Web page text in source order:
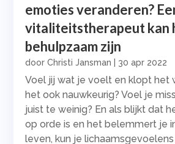
emoties veranderen?
vitaliteitstherapeut kan
behulpzaam zijn
doorChristi Jansman | 30 apr 2022
Voel jij wat je voelt en klopt het
het ook nauwkeurig? Voel je
juist te weinig? En als blijkt dat
op orde is en het belemmert je
leven, kun je